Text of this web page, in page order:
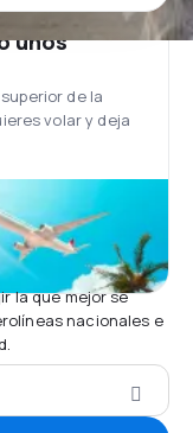
unos
de la
volar y deja
la que mejor se
nacionales e